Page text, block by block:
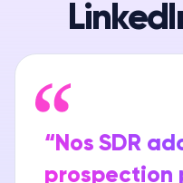
“Nos SDR
prospection